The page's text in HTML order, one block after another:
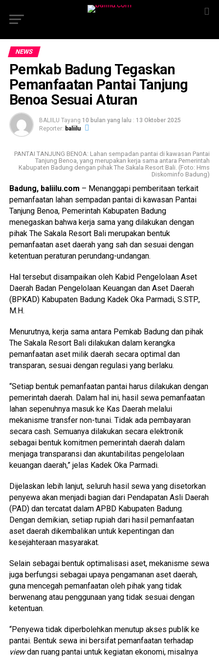
NEWS
Pemkab Badung Tegaskan
Pemanfaatan Pantai Tanjung
Benoa Sesuai Aturan
BALIILU Tayang 10 bulan yang lalu : 13 Oktober 2025
Reporter: baliilu
PANTAI TANJUNG BENOA: Lahan sempadan pantai di kawasan Pantai
Tanjung Benoa, yang merupakan kerja sama antara Pemerintah
Kabupaten Badung dengan pihak The Sakala Resort Bali. (Foto: Hms
Diskominfo Badung)
Badung, baliilu.com – Menanggapi pemberitaan terkait
pemanfaatan lahan sempadan pantai di kawasan Pantai
Tanjung Benoa, Pemerintah Kabupaten Badung
menegaskan bahwa kerja sama yang dilakukan dengan
pihak The Sakala Resort Bali merupakan bentuk
pemanfaatan aset daerah yang sah dan sesuai dengan
ketentuan peraturan perundang-undangan.
Hal tersebut disampaikan oleh Kabid Pengelolaan Aset
Daerah Badan Pengelolaan Keuangan dan Aset Daerah
(BPKAD) Kabupaten Badung Kadek Oka Parmadi, S.STP.,
M.H.
Menurutnya, kerja sama antara Pemkab Badung dan pihak
The Sakala Resort Bali dilakukan dalam kerangka
pemanfaatan aset milik daerah secara optimal dan
transparan, sesuai dengan regulasi yang berlaku.
“Setiap bentuk pemanfaatan pantai harus dilakukan dengan
pemerintah daerah. Dalam hal ini, hasil sewa pemanfaatan
lahan sepenuhnya masuk ke Kas Daerah melalui
mekanisme transfer non-tunai. Tidak ada pembayaran
secara cash. Semuanya dilakukan secara elektronik
sebagai bentuk komitmen pemerintah daerah dalam
menjaga transparansi dan akuntabilitas pengelolaan
keuangan daerah,” jelas Kadek Oka Parmadi.
Dijelaskan lebih lanjut, seluruh hasil sewa yang disetorkan
penyewa akan menjadi bagian dari Pendapatan Asli Daerah
(PAD) dan tercatat dalam APBD Kabupaten Badung.
Dengan demikian, setiap rupiah dari hasil pemanfaatan
aset daerah dikembalikan untuk kepentingan dan
kesejahteraan masyarakat.
Selain sebagai bentuk optimalisasi aset, mekanisme sewa
juga berfungsi sebagai upaya pengamanan aset daerah,
guna mencegah pemanfaatan oleh pihak yang tidak
berwenang atau penggunaan yang tidak sesuai dengan
ketentuan.
“Penyewa tidak diperbolehkan menutup akses publik ke
pantai. Bentuk sewa ini bersifat pemanfaatan terhadap
viewdan ruang pantai untuk kegiatan ekonomi, misalnya